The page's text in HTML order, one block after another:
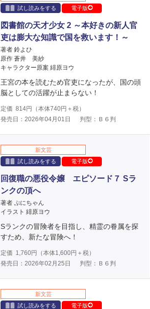
試し読みをする
電子版
図書館の天才少女 2 ～本好きの新人官
吏は膨大な知識で国を救います！～
著者 鈴よひ
原作 蒼井 美紗
キャラクター原案 緋原ヨウ
王宮の本を読むため官吏になったが、国の頭
脳としての活躍が止まらない！
定価 814円（本体740円＋税）
発売日：2026年04月01日
判型：Ｂ６判
新文芸
試し読みをする
電子版
回復職の悪役令嬢 エピソード７ Sラ
ンクの頂へ
著者 ぷにちゃん
イラスト 緋原ヨウ
Sランクの冒険者を目指し、精霊の眷属を探
すため、新たな冒険へ！
定価 1,760円（本体1,600円＋税）
発売日：2026年02月25日
判型：Ｂ６判
新文芸
試し読みをする
電子版